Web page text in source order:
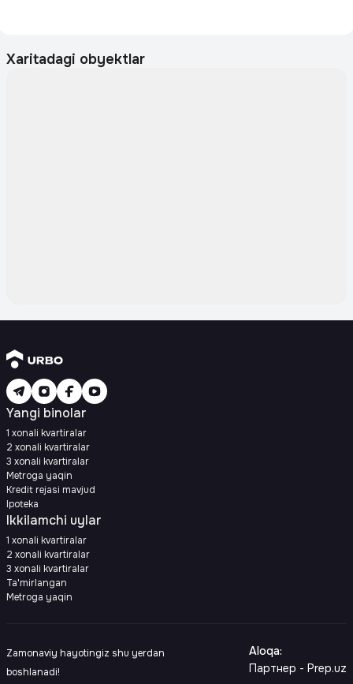
Xaritadagi obyektlar
Yangi binolar
1 xonali kvartiralar
2 xonali kvartiralar
3 xonali kvartiralar
Metroga yaqin
Kredit rejasi mavjud
Ipoteka
Ikkilamchi uylar
1 xonali kvartiralar
2 xonali kvartiralar
3 xonali kvartiralar
Ta'mirlangan
Metroga yaqin
Zamonaviy hayotingiz shu yerdan
boshlanadi!
Aloqa:
Партнер - Prep.uz